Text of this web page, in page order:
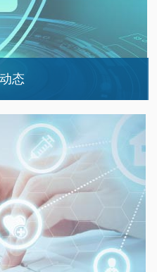
态
北京天坛医院实…
验室开放日活动…
断中心组织开展…
基础医学创新研…